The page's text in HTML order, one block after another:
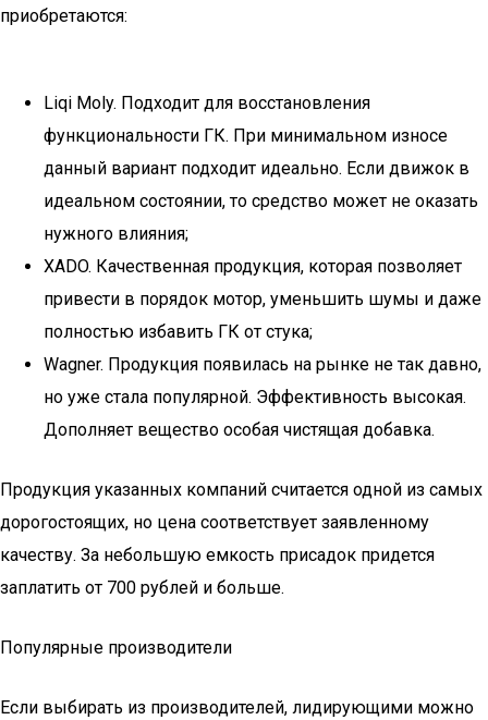
приобретаются:
Liqi Moly. Подходит для восстановления
функциональности ГК. При минимальном износе
данный вариант подходит идеально. Если движок в
идеальном состоянии, то средство может не оказать
нужного влияния;
XADO. Качественная продукция, которая позволяет
привести в порядок мотор, уменьшить шумы и даже
полностью избавить ГК от стука;
Wagner. Продукция появилась на рынке не так давно,
но уже стала популярной. Эффективность высокая.
Дополняет вещество особая чистящая добавка.
Продукция указанных компаний считается одной из самых
дорогостоящих, но цена соответствует заявленному
качеству. За небольшую емкость присадок придется
заплатить от 700 рублей и больше.
Популярные производители
Если выбирать из производителей, лидирующими можно